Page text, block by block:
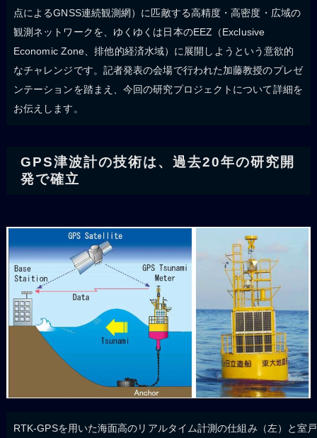
点によるGNSS連続観測網）に匹敵する高精度・高密度・広域の
観測ネットワークを、ゆくゆくは日本のEEZ（Exclusive
Economic Zone、排他的経済水域）に展開しようという意欲的
なチャレンジです。記者発表の会場で行われた加藤教授のプレゼ
ンテーションを踏まえ、今回の研究プロジェクトについて詳細を
お伝えします。
GPS津波計の技術は、過去20年の研究開
発で確立
RTK-GPSを用いた海面高のリアルタイム計測の仕組み（左）と室戸